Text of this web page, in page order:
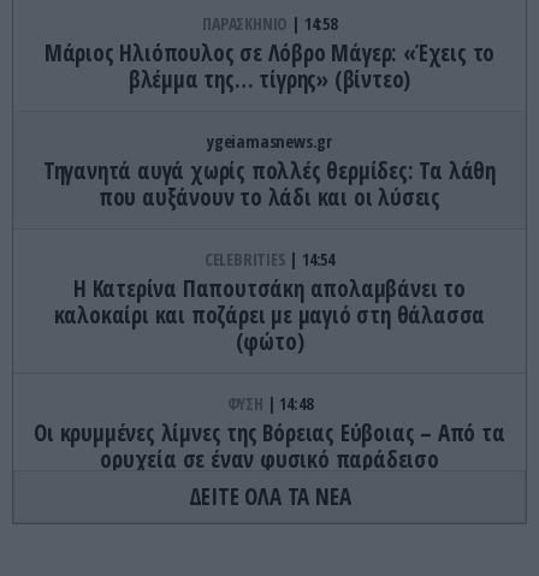
ΠΑΡΑΣΚΗΝΙΟ 14:58
Μάριος Ηλιόπουλος σε Λόβρο Μάγερ: «Έχεις το
βλέμμα της… τίγρης» (βίντεο)
ygeiamasnews.gr
Τηγανητά αυγά χωρίς πολλές θερμίδες: Τα λάθη
που αυξάνουν το λάδι και οι λύσεις
CELEBRITIES 14:54
Η Κατερίνα Παπουτσάκη απολαμβάνει το
καλοκαίρι και ποζάρει με μαγιό στη θάλασσα
(φώτο)
ΦΥΣΗ 14:48
Οι κρυμμένες λίμνες της Βόρειας Εύβοιας – Από τα
ορυχεία σε έναν φυσικό παράδεισο
GOOD LIFE 14:45
ΔΕΙΤΕ ΟΛΑ ΤΑ ΝΕΑ